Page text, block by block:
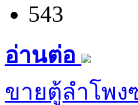
543
อ่านต่อ
ขายตู้ลำโพง